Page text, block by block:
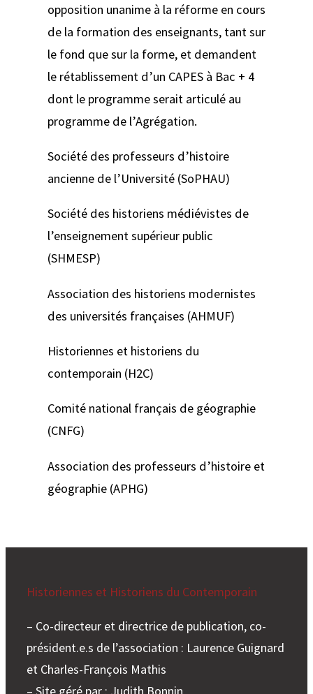
opposition unanime à la réforme en cours
de la formation des enseignants, tant sur
le fond que sur la forme, et demandent
le rétablissement d’un CAPES à Bac + 4
dont le programme serait articulé au
programme de l’Agrégation.
Société des professeurs d’histoire
ancienne de l’Université (SoPHAU)
Société des historiens médiévistes de
l’enseignement supérieur public
(SHMESP)
Association des historiens modernistes
des universités françaises (AHMUF)
Historiennes et historiens du
contemporain (H2C)
Comité national français de géographie
(CNFG)
Association des professeurs d’histoire et
géographie (APHG)
Historiennes et Historiens du Contemporain
– Co-directeur et directrice de publication, co-
président.e.s de l’association : Laurence Guignard
et Charles-François Mathis
– Site géré par : Judith Bonnin